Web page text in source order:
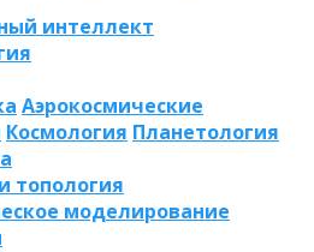
интеллект
Аэрокосмические
Космология Планетология
топология
моделирование